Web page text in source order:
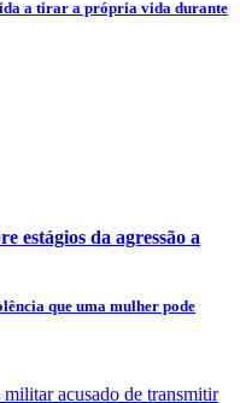
a tirar a própria vida durante
estágios da agressão a
que uma mulher pode